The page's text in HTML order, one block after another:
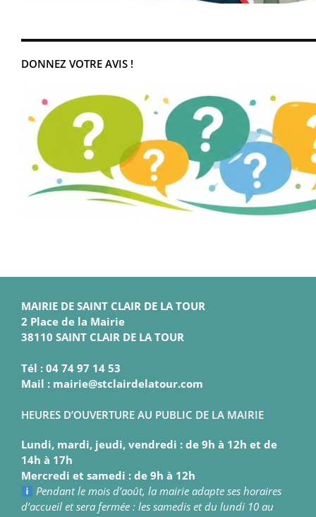
DONNEZ VOTRE AVIS !
MAIRIE DE SAINT CLAIR DE LA TOUR
2 Place de la Mairie
38110 SAINT CLAIR DE LA TOUR
Tél : 04 74 97 14 53
Mail : mairie@stclairdelatour.com
HEURES D’OUVERTURE AU PUBLIC DE LA MAIRIE
Lundi, mardi, jeudi, vendredi : de 9h à 12h et de
14h à 17h
Mercredi et samedi : de 9h à 12h
Pendant le mois d’août, la mairie adapte ses horaires
d’accueil et sera fermée : les samedis et du lundi 10 au